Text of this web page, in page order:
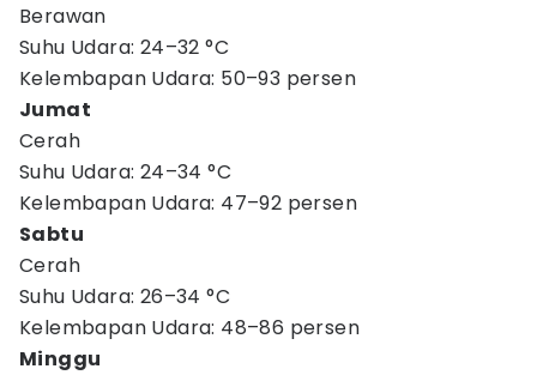
Berawan
Suhu Udara: 24–32 °C
Kelembapan Udara: 50–93 persen
Jumat
Cerah
Suhu Udara: 24–34 °C
Kelembapan Udara: 47–92 persen
Sabtu
Cerah
Suhu Udara: 26–34 °C
Kelembapan Udara: 48–86 persen
Minggu